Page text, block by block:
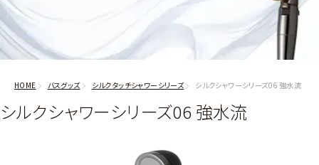
HOME バスグッズ シルクタッチシャワーシリーズ シルクシャワーシリーズ06 強水流
シルクシャワーシリーズ06 強水流